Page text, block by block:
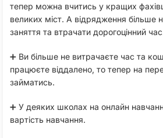
тепер можна вчитись у кращих
великих міст. А відрядження більше
заняття та втрачати дорогоцінний
➕ Ви більше не витрачаєте час та
працюєте віддалено, то тепер на
займатись.
➕ У деяких школах на онлайн
вартість навчання.